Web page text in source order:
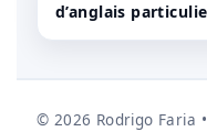
d’anglais
© 2026 Rodrigo Faria